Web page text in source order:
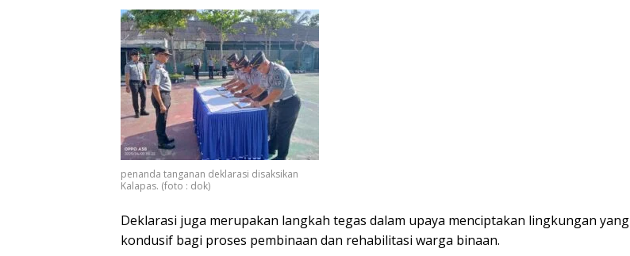
penanda tanganan deklarasi disaksikan
Kalapas. (foto : dok)
Deklarasi juga merupakan langkah tegas dalam upaya menciptakan lingkungan yang
kondusif bagi proses pembinaan dan rehabilitasi warga binaan.